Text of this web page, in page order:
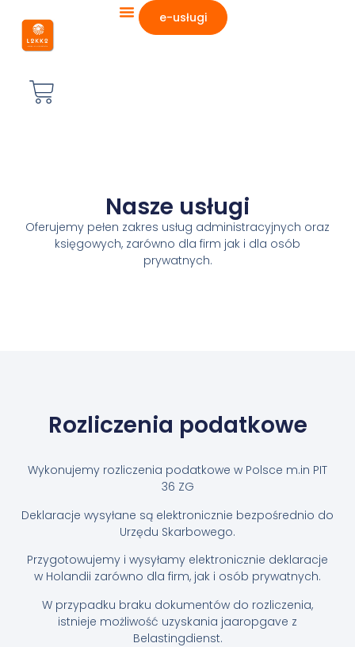
e-usługi
Nasze usługi
Oferujemy pełen zakres usług administracyjnych oraz
księgowych, zarówno dla firm jak i dla osób
prywatnych.
Rozliczenia podatkowe
Wykonujemy rozliczenia podatkowe w Polsce m.in PIT
36 ZG
Deklaracje wysyłane są elektronicznie bezpośrednio do
Urzędu Skarbowego.
Przygotowujemy i wysyłamy elektronicznie deklaracje
w Holandii zarówno dla firm, jak i osób prywatnych.
W przypadku braku dokumentów do rozliczenia,
istnieje możliwość uzyskania jaaropgave z
Belastingdienst.